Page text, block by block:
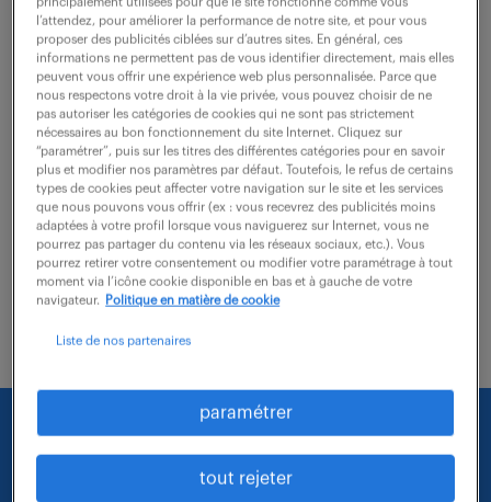
En tant qu'ambassadeur technique, vous occupez un
poste stratégique où votre analyse scientifique
permet de résoudre les impasses technologiques les
plus critiques du réseau européen. VOTRE...
voir l'offre
Nous faisons le maximum pour trouver un emploi
qui vous correspond parmi nos offres :
principalement utilisées pour que le site fonctionne comme vous
l’attendez, pour améliorer la performance de notre site, et pour vous
proposer des publicités ciblées sur d’autres sites. En général, ces
informations ne permettent pas de vous identifier directement, mais elles
peuvent vous offrir une expérience web plus personnalisée. Parce que
nous respectons votre droit à la vie privée, vous pouvez choisir de ne
pas autoriser les catégories de cookies qui ne sont pas strictement
nécessaires au bon fonctionnement du site Internet. Cliquez sur
“paramétrer”, puis sur les titres des différentes catégories pour en savoir
plus et modifier nos paramètres par défaut. Toutefois, le refus de certains
types de cookies peut affecter votre navigation sur le site et les services
que nous pouvons vous offrir (ex : vous recevrez des publicités moins
adaptées à votre profil lorsque vous naviguerez sur Internet, vous ne
pourrez pas partager du contenu via les réseaux sociaux, etc.). Vous
pourrez retirer votre consentement ou modifier votre paramétrage à tout
moment via l’icône cookie disponible en bas et à gauche de votre
navigateur.
Politique en matière de cookie
Liste de nos partenaires
paramétrer
tout rejeter